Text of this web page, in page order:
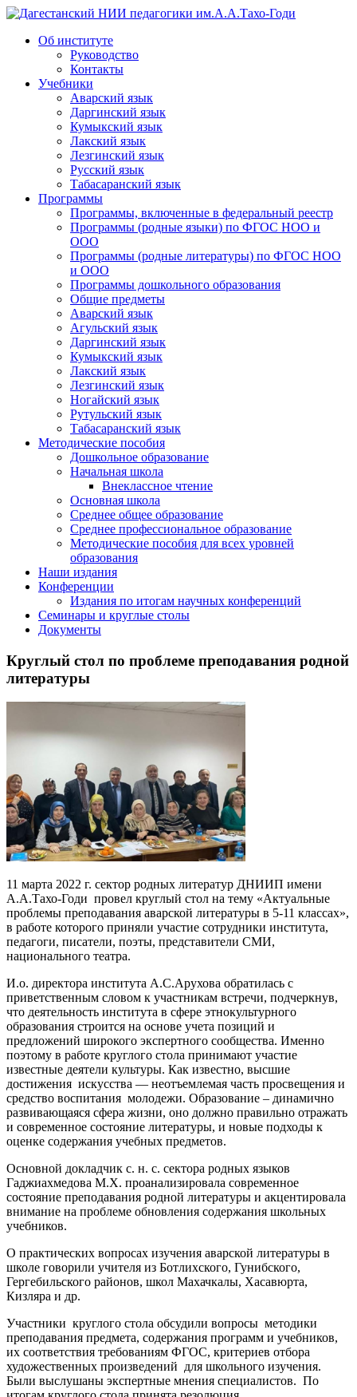
Дагестанский НИИ педагогики им.А.А.Тахо-Годи
Об институте
Руководство
Контакты
Учебники
Аварский язык
Даргинский язык
Кумыкский язык
Лакский язык
Лезгинский язык
Русский язык
Табасаранский язык
Программы
Программы, включенные в федеральный реестр
Программы (родные языки) по ФГОС НОО и
ООО
Программы (родные литературы) по ФГОС НОО
и ООО
Программы дошкольного образования
Общие предметы
Аварский язык
Агульский язык
Даргинский язык
Кумыкский язык
Лакский язык
Лезгинский язык
Ногайский язык
Рутульский язык
Табасаранский язык
Методические пособия
Дошкольное образование
Начальная школа
Внеклассное чтение
Основная школа
Среднее общее образование
Среднее профессиональное образование
Методические пособия для всех уровней
образования
Наши издания
Конференции
Издания по итогам научных конференций
Семинары и круглые столы
Документы
Круглый стол по проблеме преподавания родной
литературы
11 марта 2022 г. сектор родных литератур ДНИИП имени
А.А.Тахо-Годи провел круглый стол на тему «Актуальные
проблемы преподавания аварской литературы в 5-11 классах»,
в работе которого приняли участие сотрудники института,
педагоги, писатели, поэты, представители СМИ,
национального театра.
И.о. директора института А.С.Арухова обратилась с
приветственным словом к участникам встречи, подчеркнув,
что деятельность института в сфере этнокультурного
образования строится на основе учета позиций и
предложений широкого экспертного сообщества. Именно
поэтому в работе круглого стола принимают участие
известные деятели культуры. Как известно, высшие
достижения искусства — неотъемлемая часть просвещения и
средство воспитания молодежи. Образование – динамично
развивающаяся сфера жизни, оно должно правильно отражать
и современное состояние литературы, и новые подходы к
оценке содержания учебных предметов.
Основной докладчик с. н. с. сектора родных языков
Гаджиахмедова М.Х. проанализировала современное
состояние преподавания родной литературы и акцентировала
внимание на проблеме обновления содержания школьных
учебников.
О практических вопросах изучения аварской литературы в
школе говорили учителя из Ботлихского, Гунибского,
Гергебильского районов, школ Махачкалы, Хасавюрта,
Кизляра и др.
Участники круглого стола обсудили вопросы методики
преподавания предмета, содержания программ и учебников,
их соответствия требованиям ФГОС, критериев отбора
художественных произведений для школьного изучения.
Были выслушаны экспертные мнения специалистов. По